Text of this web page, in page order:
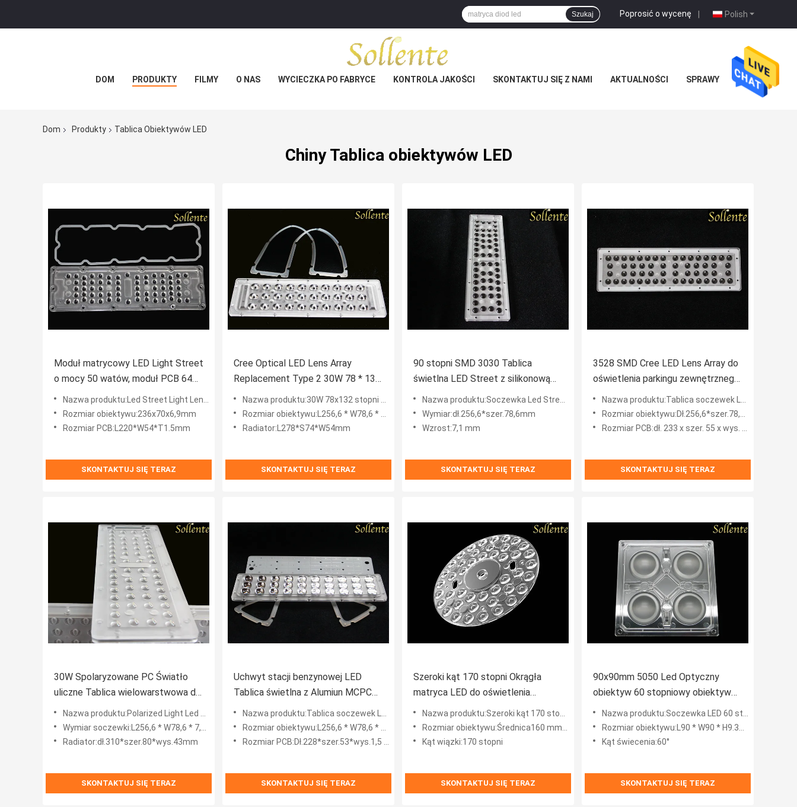
Polish
Poprosić o wycenę |
Szukaj
DOM PRODUKTY FILMY O NAS WYCIECZKA PO FABRYCE KONTROLA JAKOŚCI SKONTAKTUJ SIĘ Z NAMI AKTUALNOŚCI SPRAWY
Dom Produkty Tablica Obiektywów LED
Chiny Tablica obiektywów LED
Moduł matrycowy LED Light Street
o mocy 50 watów, moduł PCB 64
Led SMD 3030
Nazwa produktu:Led Street Light Lens Array 50 watów dla modułu PCB 64 Led SMD 3030
Rozmiar obiektywu:236x70x6,9mm
Rozmiar PCB:L220*W54*T1.5mm
SKONTAKTUJ SIĘ TERAZ
Cree Optical LED Lens Array
Replacement Type 2 30W 78 * 132
Stopni
Nazwa produktu:30W 78x132 stopni Zamienna matryca soczewek LED Typ 2 Cree Optical Lens
Rozmiar obiektywu:L256,6 * W78,6 * 9,1 mm
Radiator:L278*S74*W54mm
SKONTAKTUJ SIĘ TERAZ
90 stopni SMD 3030 Tablica
świetlna LED Street z silikonową
uszczelką
Nazwa produktu:Soczewka Led Street Light
Wymiar:dł.256,6*szer.78,6mm
Wzrost:7,1 mm
SKONTAKTUJ SIĘ TERAZ
3528 SMD Cree LED Lens Array do
oświetlenia parkingu zewnętrznego
100W
Nazwa produktu:Tablica soczewek LED do oświetlenia zewnętrznego parkingu 100W LED Box Light
Rozmiar obiektywu:Dł.256,6*szer.78,6*wys.7,1mm
Rozmiar PCB:dł. 233 x szer. 55 x wys. 1,5 mm
SKONTAKTUJ SIĘ TERAZ
30W Spolaryzowane PC Światło
uliczne Tablica wielowarstwowa do
lampy High Way Led
Nazwa produktu:Polarized Light Led Opticla Array Lens z optymalnym rozsyłem światła
Wymiar soczewki:L256,6 * W78,6 * 7,1 mm
Radiator:dł.310*szer.80*wys.43mm
SKONTAKTUJ SIĘ TERAZ
Uchwyt stacji benzynowej LED
Tablica świetlna z Alumiun MCPCB
Lutownica XTE
Nazwa produktu:Tablica soczewek LED z lutowaniem Alumiun MCPCB XTE do oświetlenia stacji benzynowej
Rozmiar obiektywu:L256,6 * W78,6 * 9,1 mm
Rozmiar PCB:Dł.228*szer.53*wys.1,5 mm
SKONTAKTUJ SIĘ TERAZ
Szeroki kąt 170 stopni Okrągła
matryca LED do oświetlenia
sufitowego SMD LED
Nazwa produktu:Szeroki kąt 170 stopni Okrągły układ soczewek LED do lampy sufitowej LED SMD
Rozmiar obiektywu:Średnica160 mm x wys. 5,38 mm
Kąt wiązki:170 stopni
SKONTAKTUJ SIĘ TERAZ
90x90mm 5050 Led Optyczny
obiektyw 60 stopniowy obiektyw
SMD Led
Nazwa produktu:Soczewka LED 60 stopni 4 w jednym do SMD 5050, wodoodporna soczewka optyczna 90x90mm
Rozmiar obiektywu:L90 * W90 * H9.33 MM
Kąt świecenia:60°
SKONTAKTUJ SIĘ TERAZ